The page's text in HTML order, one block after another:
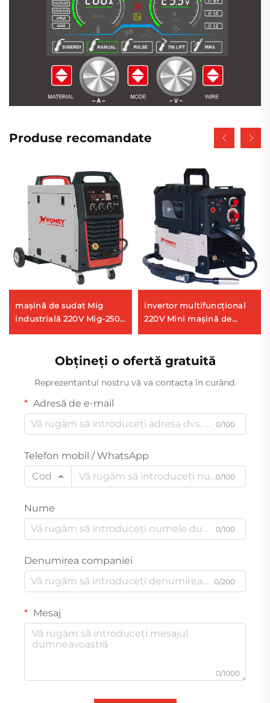
Produse recomandate
mașină de sudat Mig
industrială 220V Mig-250R
mașină de sudat Mig/Mag
invertor multifuncțional
220V Mini mașină de
semnal digital
Obțineți o ofertă gratuită
Reprezentantul nostru vă va contacta în curând.
Adresă de e-mail
0/100
Telefon mobil / WhatsApp
Cod
0/100
Nume
0/100
Denumirea companiei
0/200
Mesaj
0/1000